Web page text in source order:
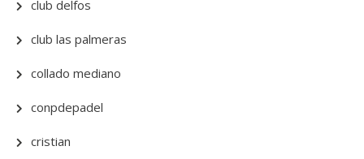
club delfos
club las palmeras
collado mediano
conpdepadel
cristian